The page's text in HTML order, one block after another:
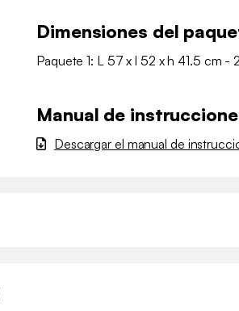
Dimensiones del
Paquete 1: L 57 x l 52 x h 41.5 cm -
Manual de
Descargar el manual de